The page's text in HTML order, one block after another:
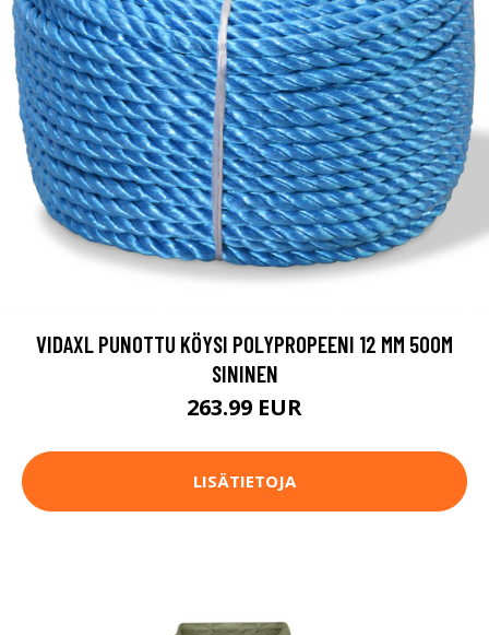
VIDAXL PUNOTTU KÖYSI POLYPROPEENI 12 MM 500M
SININEN
263.99 EUR
LISÄTIETOJA